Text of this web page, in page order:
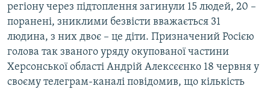
регіону через підтоплення загинули 15 людей, 20 –
поранені, зниклими безвісти вважається 31
людина, з них двоє – це діти. Призначений Росією
голова так званого уряду окупованої частини
Херсонської області Андрій Алексєєнко 18 червня у
своєму телеграм-каналі повідомив, що кількість